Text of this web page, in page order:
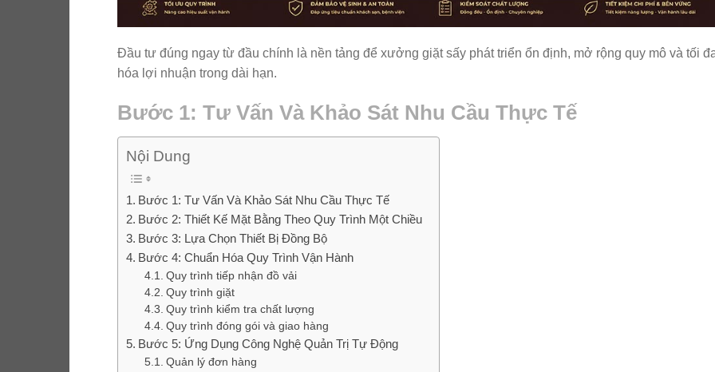
Đầu tư đúng ngay từ đầu chính là nền tảng để xưởng giặt sấy phát triển ổn định, mở rộng quy mô và tối
hóa lợi nhuận trong dài hạn.
Bước 1: Tư Vấn Và Khảo Sát Nhu Cầu Thực Tế
Nội Dung
Bước 1: Tư Vấn Và Khảo Sát Nhu Cầu Thực Tế
Bước 2: Thiết Kế Mặt Bằng Theo Quy Trình Một Chiều
Bước 3: Lựa Chọn Thiết Bị Đồng Bộ
Bước 4: Chuẩn Hóa Quy Trình Vận Hành
Quy trình tiếp nhận đồ vải
Quy trình giặt
Quy trình kiểm tra chất lượng
Quy trình đóng gói và giao hàng
Bước 5: Ứng Dụng Công Nghệ Quản Trị Tự Động
Quản lý đơn hàng